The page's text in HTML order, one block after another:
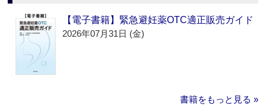
【電子書籍】緊急避妊薬OTC適正販売ガイド
2026年07月31日 (金)
書籍をもっと見る »